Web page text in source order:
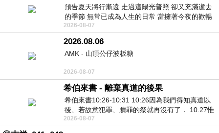
預告夏天將行漸遠 走過這陽光普照 卻又充滿逝去
的季節 無常已成為人生的日常 當擁著今夜的歡暢
舒心 轉眼驟成昨日 而明晨 太陽
2026-08-07
2026.08.06
AMK - 山頂公仔波板糖
2026-08-07
希伯來書 - 離棄真道的後果
希伯來書10:26-10:31 10:26因為我們得知真道以
後、若故意犯罪、贖罪的祭就再沒有了． 10:27惟
有戰懼等候審判和那燒滅眾敵人的烈火
2026-08-07